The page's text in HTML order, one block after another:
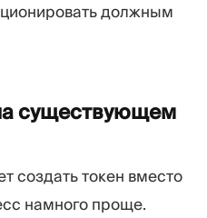
должным
существующем
создать токен вместо
намного проще.